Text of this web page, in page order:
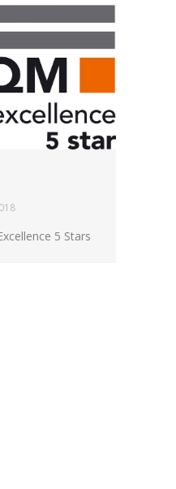
5 Stars